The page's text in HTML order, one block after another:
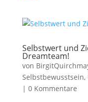
o
A
p
n
e
r
e
i
k
e
d
Selbstwert und
Dreamteam!
von
Selbstbewusstsein,
| 0 Kommentare